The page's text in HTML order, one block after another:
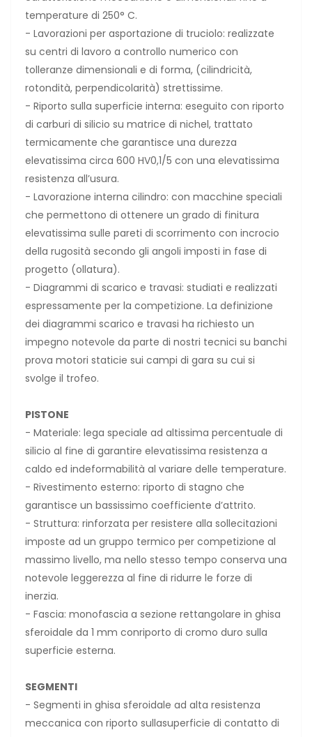
temperature di 250° C.
- Lavorazioni per asportazione di truciolo: realizzate
su centri di lavoro a controllo numerico con
tolleranze dimensionali e di forma, (cilindricità,
rotondità, perpendicolarità) strettissime.
- Riporto sulla superficie interna: eseguito con riporto
di carburi di silicio su matrice di nichel, trattato
termicamente che garantisce una durezza
elevatissima circa 600 HV0,1/5 con una elevatissima
resistenza all’usura.
- Lavorazione interna cilindro: con macchine speciali
che permettono di ottenere un grado di finitura
elevatissima sulle pareti di scorrimento con incrocio
della rugosità secondo gli angoli imposti in fase di
progetto (ollatura).
- Diagrammi di scarico e travasi: studiati e realizzati
espressamente per la competizione. La definizione
dei diagrammi scarico e travasi ha richiesto un
impegno notevole da parte di nostri tecnici su banchi
prova motori staticie sui campi di gara su cui si
svolge il trofeo.
PISTONE
- Materiale: lega speciale ad altissima percentuale di
silicio al fine di garantire elevatissima resistenza a
caldo ed indeformabilità al variare delle temperature.
- Rivestimento esterno: riporto di stagno che
garantisce un bassissimo coefficiente d’attrito.
- Struttura: rinforzata per resistere alla sollecitazioni
imposte ad un gruppo termico per competizione al
massimo livello, ma nello stesso tempo conserva una
notevole leggerezza al fine di ridurre le forze di
inerzia.
- Fascia: monofascia a sezione rettangolare in ghisa
sferoidale da 1 mm conriporto di cromo duro sulla
superficie esterna.
SEGMENTI
- Segmenti in ghisa sferoidale ad alta resistenza
meccanica con riporto sullasuperficie di contatto di